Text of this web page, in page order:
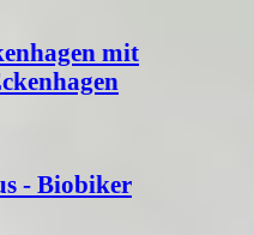
mit
- Biobiker